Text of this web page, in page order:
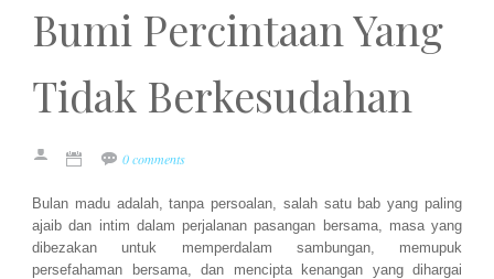
Bumi Percintaan Yang
Tidak Berkesudahan
0 comments
Bulan madu adalah, tanpa persoalan, salah satu bab yang paling
ajaib dan intim dalam perjalanan pasangan bersama, masa yang
dibezakan untuk memperdalam sambungan, memupuk
persefahaman bersama, dan mencipta kenangan yang dihargai